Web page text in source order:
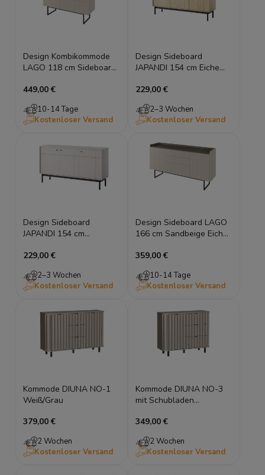
Design Kombikommode
LAGO 118 cm Sideboard
449,00 €
10-14 Tage
Kostenloser Versand
Design Sideboard
JAPANDI 154 cm Eiche
Kombikommode Holzfüße
229,00 €
2–3 Wochen
Kostenloser Versand
Design Sideboard
JAPANDI 154 cm
Kombikommode Holzfüße
229,00 €
2–3 Wochen
Kostenloser Versand
Design Sideboard LAGO
166 cm Sandbeige Eiche
359,00 €
10-14 Tage
Kostenloser Versand
Kommode DIUNA NO-1
Weiß/Grau
379,00 €
2 Wochen
Kostenloser Versand
Kommode DIUNA NO-3
mit Schubladen
349,00 €
2 Wochen
Kostenloser Versand